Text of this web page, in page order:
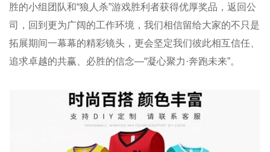
胜的小组团队和“狼人杀”游戏胜利者获得优厚奖品，返回公
司，回到更为广阔的工作环境，我们相信留给大家的不只是
拓展期间一幕幕的精彩镜头，更会坚定我们彼此相互信任、
追求卓越的共赢、必胜的信念—“凝心聚力·奔跑未来”。